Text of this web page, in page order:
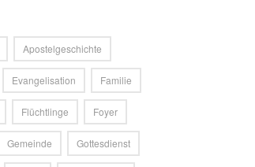
Apostelgeschichte
Evangelisation Familie
Flüchtlinge Foyer
Gemeinde Gottesdienst